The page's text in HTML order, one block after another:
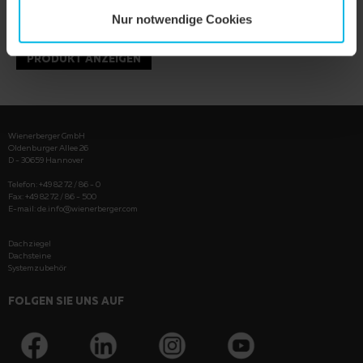
Nur notwendige Cookies
PRODUKT ANZEIGEN
Wienerberger GmbH
Oldenburger Allee 26
D - 30659 Hannover
Telefon: +49 82 72 / 86 - 0
Fax: +49 82 72 / 86 - 500
E-mail: de.info@wienerberger.com
Dachziegel
Dachsteine
Systemzubehör
FOLGEN SIE UNS AUF